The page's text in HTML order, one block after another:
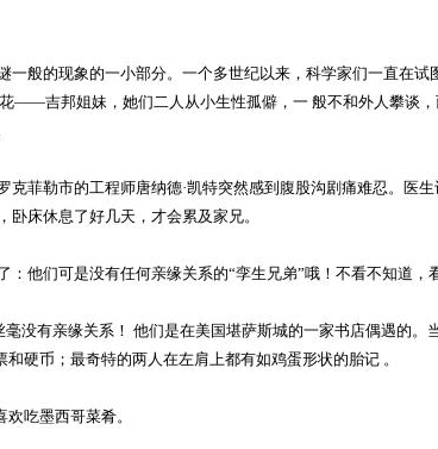
的现象的一小部分。一个多世纪以来，科学家们一直在试
——吉邦姐妹，她们二人从小生性孤僻，一 般不和外人攀谈
勒市的工程师唐纳德·凯特突然感到腹股沟剧痛难忍。医
床休息了好几天，才会累及家兄。
们可是没有任何亲缘关系的“孪生兄弟”哦！不看不知道，
有亲缘关系！ 他们是在美国堪萨斯城的一家书店偶遇的
硬币；最奇特的两人在左肩上都有如鸡蛋形状的胎记 。
吃墨西哥菜肴。